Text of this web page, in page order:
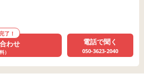
了！
わせ
）
電話で聞く
050-3623-2040